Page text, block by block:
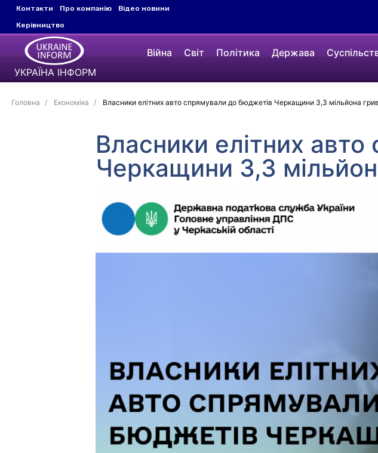
Контакти Про компанію
Відео новини
Керівництво
УКРАЇНА ІНФОРМ
Війна Світ Політика Держава
Головна Економіка Власники елітних авто спрямували до бюджетів Черкащини 3,3 мільйона
Власники елітних
Черкащини 3,3